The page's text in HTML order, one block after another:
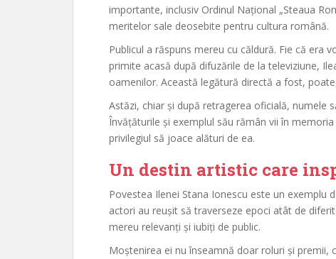
importante, inclusiv Ordinul Național „Steaua
meritelor sale deosebite pentru cultura română.
Publicul a răspuns mereu cu căldură. Fie că era
primite acasă după difuzările de la televiziune,
oamenilor. Această legătură directă a fost,
Astăzi, chiar și după retragerea oficială, numele
Învățăturile și exemplul său rămân vii în
privilegiul să joace alături de ea.
Un destin artistic care
Povestea Ilenei Stana Ionescu este un exemplu
actori au reușit să traverseze epoci atât de
mereu relevanți și iubiți de public.
Moștenirea ei nu înseamnă doar roluri și